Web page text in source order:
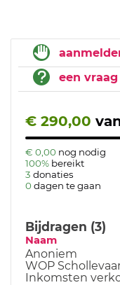
een
€ 290,00
€ 0,00 nog nodig
100% bereikt
3 donaties
0 dagen te gaan
Bijdragen (3)
Naam
Anoniem
WOP
Inkomsten